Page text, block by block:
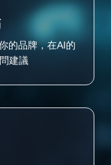
的品牌，在AI的
建議